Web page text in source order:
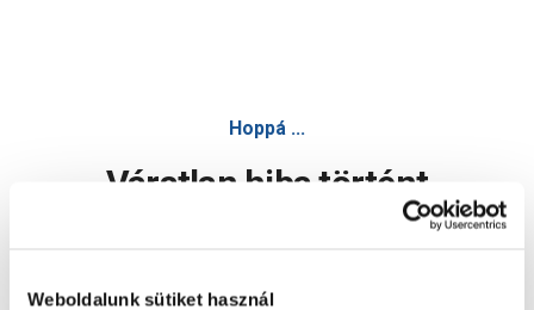
Weboldalunk sütiket használ
Hoppá ...
Váratlan hiba történt